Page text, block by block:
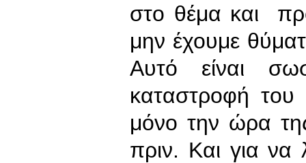
στο θέμα και
μην έχουμε
Αυτό είναι
καταστροφή του
μόνο την ώρα
πριν. Και για